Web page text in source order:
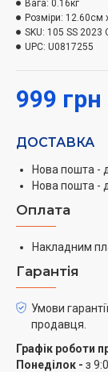
нескольких
поговорим от
999 грн
Вага: 0.16кг
Розміри: 12.60см
SKU: 105 SS 2023
UPC: U0817255
ДОСТАВКА
Нова пошта -
Нова пошта -
Оплата
Накладним
Гарантія
Умови
продавця.
Графік роботи
Понеділок - з